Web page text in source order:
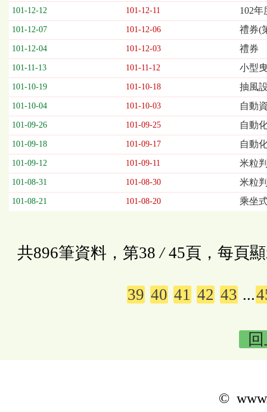
期、
截
標
日
期、
公
告
事
項
101-12-12 101-12-11 102年
101-12-07 101-12-06 禮券(
101-12-04 101-12-03 禮券
101-11-13 101-11-12 小型
101-10-19 101-10-18 抽風
101-10-04 101-10-03 自動
101-09-26 101-09-25 自動
101-09-18 101-09-17 自動
101-09-12 101-09-11 米粒
101-08-31 101-08-30 米粒
101-08-21 101-08-20 乘坐
共896筆資料，第38 /45頁，每頁
39 40 41 42 43 ...
©